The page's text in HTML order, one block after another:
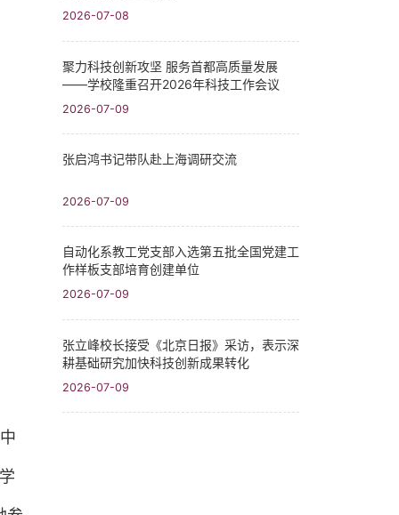
2026-07-08
聚力科技创新攻坚 服务首都高质量发展
——学校隆重召开2026年科技工作会议
2026-07-09
张启鸿书记带队赴上海调研交流
2026-07-09
自动化系教工党支部入选第五批全国党建工
作样板支部培育创建单位
2026-07-09
张立峰校长接受《北京日报》采访，表示深
耕基础研究加快科技创新成果转化
2026-07-09